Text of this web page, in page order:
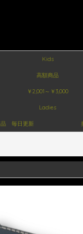
Kids
高額商品
￥2,001～￥3,000
Ladies
品 毎日更新